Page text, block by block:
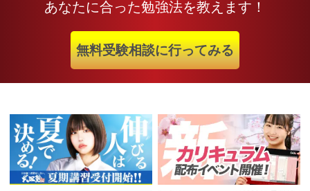
あなたに合った勉強法を教えます！
無料受験相談に行ってみる